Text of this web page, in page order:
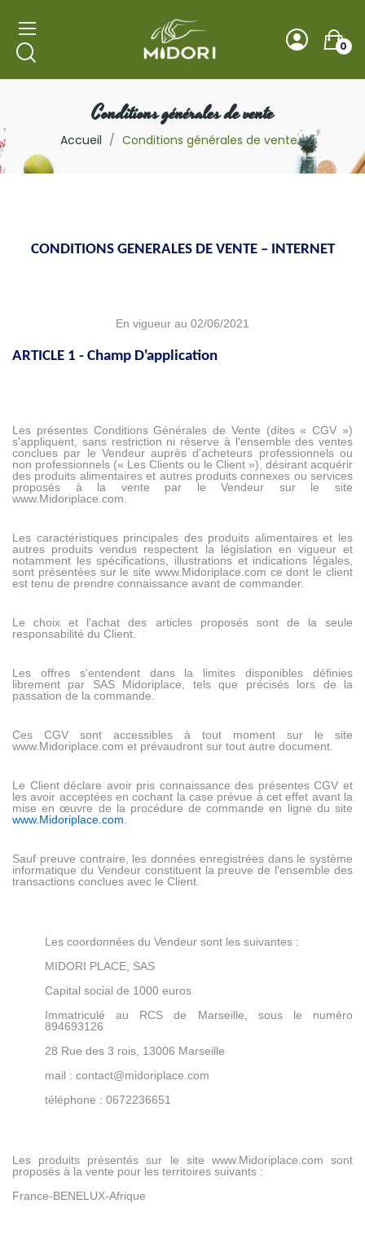
0
Conditions générales de vente
Accueil Conditions générales de vente
CONDITIONS GENERALES DE VENTE – INTERNET
En vigueur au 02/06/2021
ARTICLE 1 - Champ D'application
Les présentes Conditions Générales de Vente (dites « CGV »)
s'appliquent, sans restriction ni réserve à l'ensemble des ventes
conclues par le Vendeur auprès d'acheteurs professionnels ou
non professionnels (« Les Clients ou le Client »), désirant acquérir
des produits alimentaires et autres produits connexes ou services
proposés à la vente par le Vendeur sur le site
www.Midoriplace.com.
Les caractéristiques principales des produits alimentaires et les
autres produits vendus respectent la législation en vigueur et
notamment les spécifications, illustrations et indications légales,
sont présentées sur le site www.Midoriplace.com ce dont le client
est tenu de prendre connaissance avant de commander.
Le choix et l'achat des articles proposés sont de la seule
responsabilité du Client.
Les offres s'entendent dans la limites disponibles définies
librement par SAS Midoriplace, tels que précisés lors de la
passation de la commande.
Ces CGV sont accessibles à tout moment sur le site
www.Midoriplace.com et prévaudront sur tout autre document.
Le Client déclare avoir pris connaissance des présentes CGV et
les avoir acceptées en cochant la case prévue à cet effet avant la
mise en œuvre de la procédure de commande en ligne du site
www.Midoriplace.com.
Sauf preuve contraire, les données enregistrées dans le système
informatique du Vendeur constituent la preuve de l'ensemble des
transactions conclues avec le Client.
Les coordonnées du Vendeur sont les suivantes :
MIDORI PLACE, SAS
Capital social de 1000 euros
Immatriculé au RCS de Marseille, sous le numéro
894693126
28 Rue des 3 rois, 13006 Marseille
mail : contact@midoriplace.com
téléphone : 0672236651
Les produits présentés sur le site www.Midoriplace.com sont
proposés à la vente pour les territoires suivants :
France-BENELUX-Afrique